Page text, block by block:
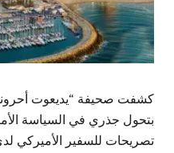
كشفت صحيفة “يديعوت
بتحول جذري في السياسة
تصريحات للسفير الأميركي